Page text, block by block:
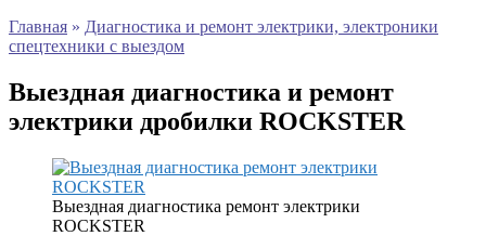
Главная » Диагностика и ремонт электрики, электроники
спецтехники с выездом
Выездная диагностика и ремонт
электрики дробилки ROCKSTER
Выездная диагностика ремонт электрики
ROCKSTER